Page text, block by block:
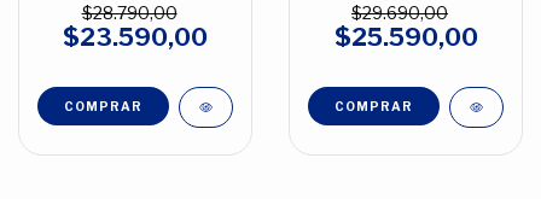
Antigolpe
$28.790,00
$23.590,00
COMPRAR
Dslr Negro
$29.690,00
$25.590,00